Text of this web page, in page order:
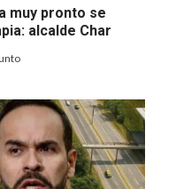
muy pronto se
alcalde Char